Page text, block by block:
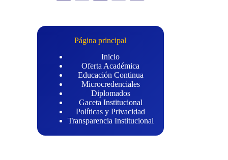
Página principal
Inicio
Oferta Académica
Educación Continua
Microcredenciales
Diplomados
Gaceta Institucional
Políticas y Privacidad
Transparencia Institucional